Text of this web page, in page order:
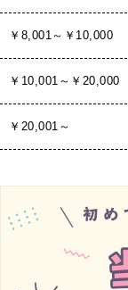
￥8,001～￥10,000
￥10,001～￥20,000
￥20,001～